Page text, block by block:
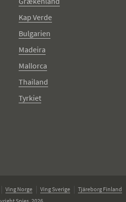
Kap Verde
Bulgarien
Madeira
Mallorca
Thailand
Tyrkiet
Ving Norge Ving Sverige
Tjäreborg Finland